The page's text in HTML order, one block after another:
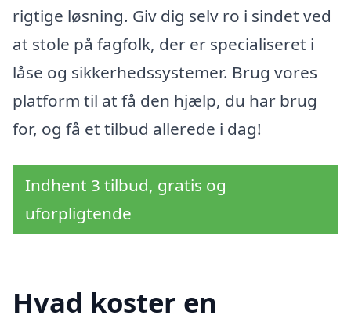
rigtige løsning. Giv dig selv ro i sindet ved
at stole på fagfolk, der er specialiseret i
låse og sikkerhedssystemer. Brug vores
platform til at få den hjælp, du har brug
for, og få et tilbud allerede i dag!
Indhent 3 tilbud, gratis og
uforpligtende
Hvad koster en